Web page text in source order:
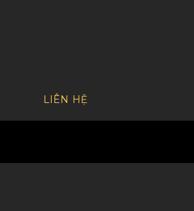
LIÊN HỆ